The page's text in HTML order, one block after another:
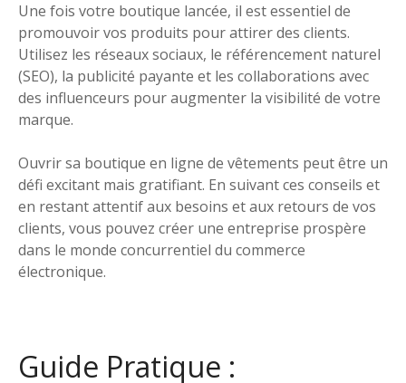
Une fois votre boutique lancée, il est essentiel de
promouvoir vos produits pour attirer des clients.
Utilisez les réseaux sociaux, le référencement naturel
(SEO), la publicité payante et les collaborations avec
des influenceurs pour augmenter la visibilité de votre
marque.
Ouvrir sa boutique en ligne de vêtements peut être un
défi excitant mais gratifiant. En suivant ces conseils et
en restant attentif aux besoins et aux retours de vos
clients, vous pouvez créer une entreprise prospère
dans le monde concurrentiel du commerce
électronique.
Guide Pratique :